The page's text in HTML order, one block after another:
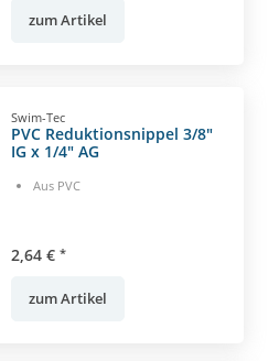
zum Artikel
Swim-Tec
PVC Reduktionsnippel 3/8"
IG x 1/4" AG
Aus PVC
2,64 € *
zum Artikel